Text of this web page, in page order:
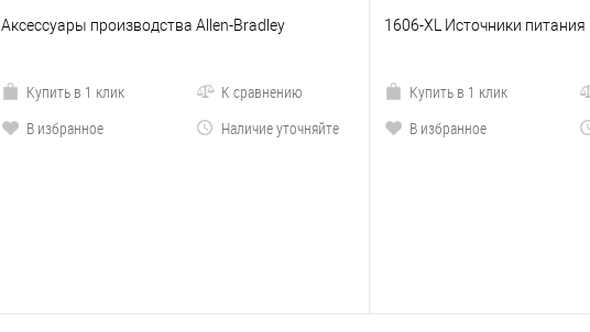
Аксессуары производства Allen-Bradley
Купить в 1 клик
К сравнению
В избранное
Наличие уточняйте
1606-XL Источники
Купить в 1 клик
В избранное